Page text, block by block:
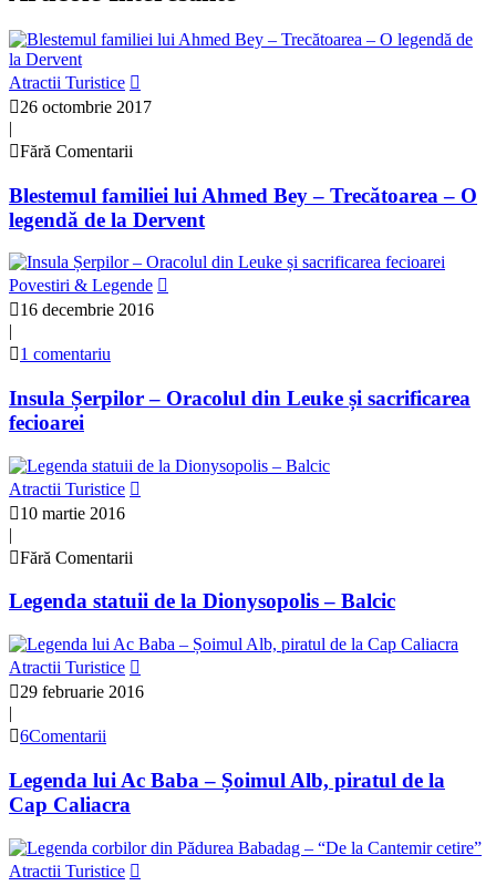
Atractii Turistice
26 octombrie 2017
|
Fără Comentarii
Blestemul familiei lui Ahmed Bey – Trecătoarea – O
legendă de la Dervent
Povestiri & Legende
16 decembrie 2016
|
1 comentariu
Insula Șerpilor – Oracolul din Leuke și sacrificarea
fecioarei
Atractii Turistice
10 martie 2016
|
Fără Comentarii
Legenda statuii de la Dionysopolis – Balcic
Atractii Turistice
29 februarie 2016
|
6Comentarii
Legenda lui Ac Baba – Șoimul Alb, piratul de la
Cap Caliacra
Atractii Turistice